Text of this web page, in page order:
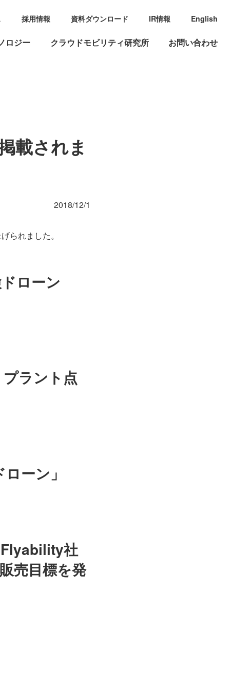
ロジー クラウドモビリティ研究所 お問い合わせ
採用情報 資料ダウンロード IR情報 English
載されま
2018/12/1
られました。
ローン
ラント点
ーン」
社
売目標を発